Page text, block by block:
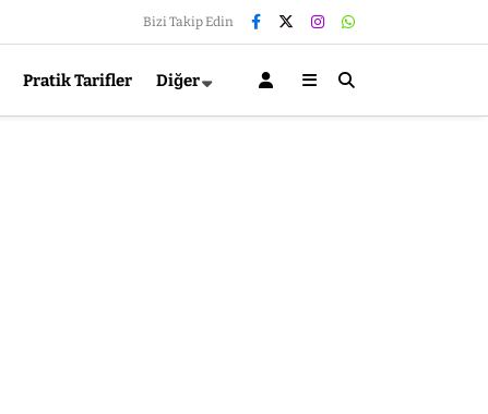
Bizi Takip Edin
Pratik Tarifler Diğer